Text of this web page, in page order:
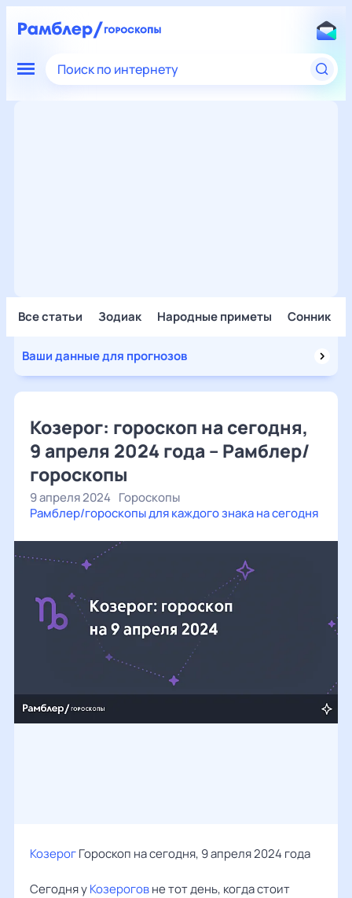
Поиск по интернету
Все статьи Зодиак Народные приметы Сонник
Ваши данные для прогнозов
Козерог: гороскоп на сегодня,
9 апреля 2024 года – Рамблер/
гороскопы
9 апреля 2024 Гороскопы
Рамблер/гороскопы для каждого знака на сегодня
КозерогГороскоп на сегодня, 9 апреля 2024 года
Сегодня уКозероговне тот день, когда стоит